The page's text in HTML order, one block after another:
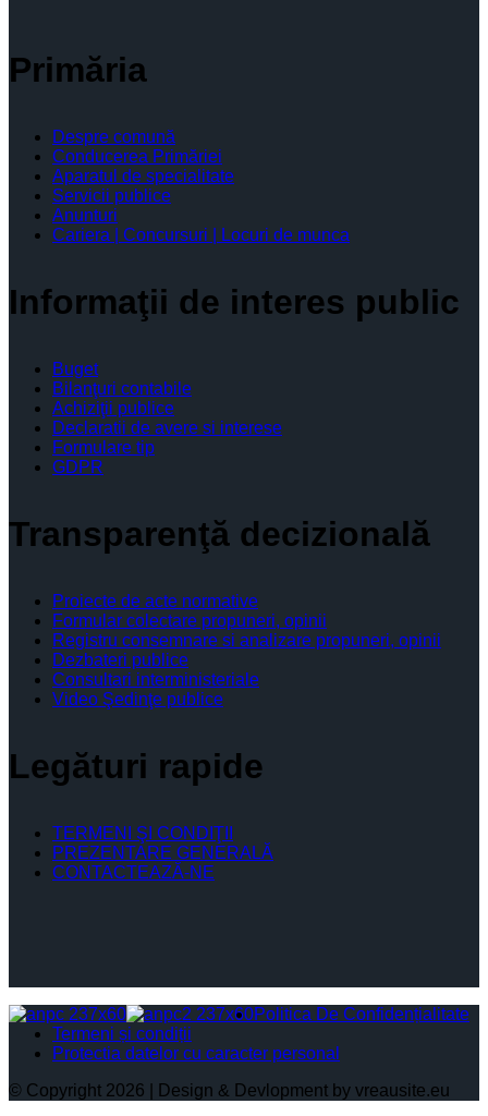
Primăria
Despre comună
Conducerea Primăriei
Aparatul de specialitate
Servicii publice
Anunturi
Cariera | Concursuri | Locuri de munca
Informaţii de interes public
Buget
Bilanţuri contabile
Achiziţii publice
Declaratii de avere si interese
Formulare tip
GDPR
Transparenţă decizională
Proiecte de acte normative
Formular colectare propuneri, opinii
Registru consemnare si analizare propuneri, opinii
Dezbateri publice
Consultari interministeriale
Video Şedinţe publice
Legături rapide
TERMENI ŞI CONDIŢII
PREZENTARE GENERALĂ
CONTACTEAZĂ-NE
Politica De Confidențialitate
Termeni și condiții
Protectia datelor cu caracter personal
© Copyright 2026 | Design & Devlopment by vreausite.eu